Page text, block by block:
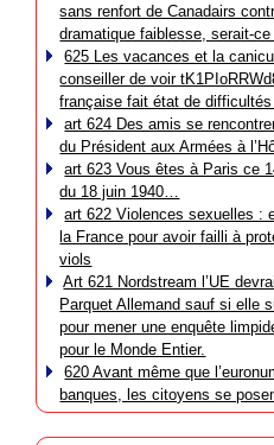
sans renfort de Canadairs
dramatique faiblesse, serait-
625 Les vacances et la
conseiller de voir
française fait état de
art 624 Des amis se
du Président aux Armées à
art 623 Vous êtes à Paris ce
du 18 juin 1940…
art 622 Violences sexuelles :
la France pour avoir failli à
viols
Art 621 Nordstream l’UE
Parquet Allemand sauf si elle
pour mener une enquête
pour le Monde Entier.
620 Avant même que
banques, les citoyens se